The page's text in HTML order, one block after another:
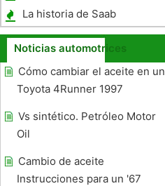
La historia de Saab
Noticias automotrices
Cómo cambiar el aceite en un
Toyota 4Runner 1997
Vs sintético. Petróleo Motor
Oil
Cambio de aceite
Instrucciones para un '67